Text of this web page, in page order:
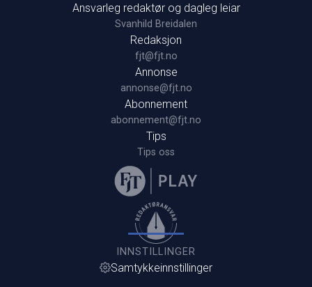
Ansvarleg redaktør og dagleg leiar
Svanhild Breidalen
Redaksjon
fjt@fjt.no
Annonse
annonse@fjt.no
Abonnement
abonnement@fjt.no
Tips
Tips oss
INNSTILLINGER
Samtykkeinnstillinger